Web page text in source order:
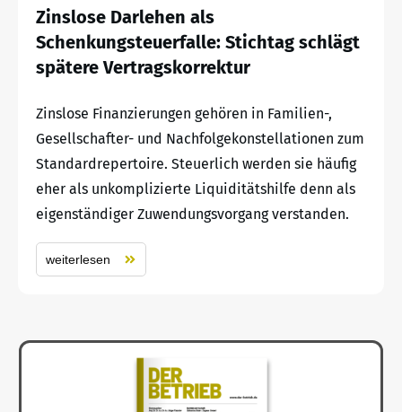
Zinslose Darlehen als
Schenkungsteuerfalle: Stichtag schlägt
spätere Vertragskorrektur
Zinslose Finanzierungen gehören in Familien-,
Gesellschafter- und Nachfolgekonstellationen zum
Standardrepertoire. Steuerlich werden sie häufig
eher als unkomplizierte Liquiditätshilfe denn als
eigenständiger Zuwendungsvorgang verstanden.
weiterlesen